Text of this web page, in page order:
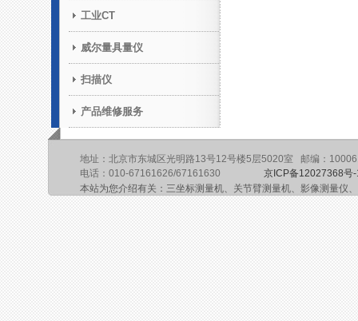
工业CT
威尔量具量仪
扫描仪
产品维修服务
地址：北京市东城区光明路13号12号楼5层5020室 邮编：
电话：010-67161626/67161630 京ICP备12027368号
本站为您介绍有关：三坐标测量机、关节臂测量机、影像测量仪